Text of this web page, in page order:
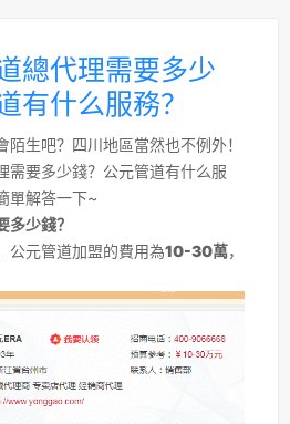
總代理需要多少
有什么服務？
生吧？四川地區當然也不例外！
需要多少錢？公元管道有什么服
單解答一下~
多少錢？
公元管道加盟的費用為10-30萬，